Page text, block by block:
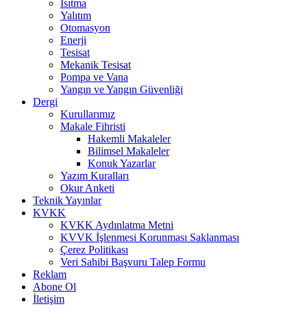
Isıtma
Yalıtım
Otomasyon
Enerji
Tesisat
Mekanik Tesisat
Pompa ve Vana
Yangın ve Yangın Güvenliği
Dergi
Kurullarımız
Makale Fihristi
Hakemli Makaleler
Bilimsel Makaleler
Konuk Yazarlar
Yazım Kuralları
Okur Anketi
Teknik Yayınlar
KVKK
KVKK Aydınlatma Metni
KVVK İşlenmesi Korunması Saklanması
Çerez Politikası
Veri Sahibi Başvuru Talep Formu
Reklam
Abone Ol
İletişim